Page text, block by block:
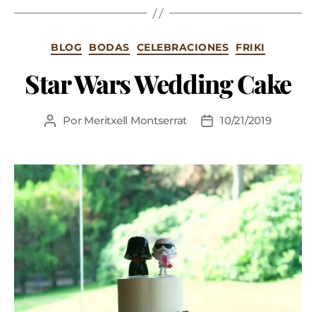
BLOG BODAS CELEBRACIONES FRIKI
Star Wars Wedding Cake
Por Meritxell Montserrat 10/21/2019